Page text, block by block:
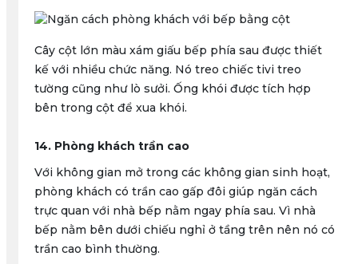
Cây cột lớn màu xám giấu bếp phía sau được thiết
kế với nhiều chức năng. Nó treo chiếc tivi treo
tường cũng như lò sưởi. Ống khói được tích hợp
bên trong cột để xua khói.
14. Phòng khách trần cao
Với không gian mở trong các không gian sinh hoạt,
phòng khách có trần cao gấp đôi giúp ngăn cách
trực quan với nhà bếp nằm ngay phía sau. Vì nhà
bếp nằm bên dưới chiếu nghỉ ở tầng trên nên nó có
trần cao bình thường.